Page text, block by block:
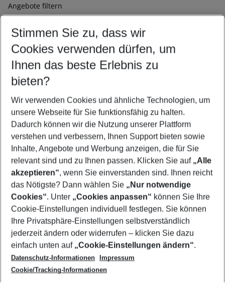
Angebote filtern
Ändern Sie Ihre Kriterien nach Ihren Wünschen
Abflughafen wählen
Beliebiger Abflughafen
Reisezeitraum wählen
10.08.26– 08.08.27 5-8 Nächte
2 Erwachsene Keine Kinder
Mehr Filter anzeigen
Footer
Footer navigation
Über uns
AGB
Cookie-Einstellungen ändern
Cookie-Richtlinie
Datenschutz
Service & Hilfe
Barrierefreies Reisen
Check-in
Folgen Sie uns
Stimmen Sie zu, dass wir
Cookies verwenden dürfen, um
Ihnen das beste Erlebnis zu
bieten?
Wir verwenden Cookies und ähnliche Technologien, um
unsere Webseite für Sie funktionsfähig zu halten.
Dadurch können wir die Nutzung unserer Plattform
verstehen und verbessern, Ihnen Support bieten sowie
Inhalte, Angebote und Werbung anzeigen, die für Sie
relevant sind und zu Ihnen passen. Klicken Sie auf „Alle
akzeptieren“, wenn Sie einverstanden sind. Ihnen reicht
das Nötigste? Dann wählen Sie „Nur notwendige
Cookies“. Unter „Cookies anpassen“ können Sie Ihre
Cookie-Einstellungen individuell festlegen. Sie können
Ihre Privatsphäre-Einstellungen selbstverständlich
jederzeit ändern oder widerrufen – klicken Sie dazu
einfach unten auf „Cookie-Einstellungen ändern“.
Datenschutz-Informationen
Impressum
Cookie/Tracking-Informationen